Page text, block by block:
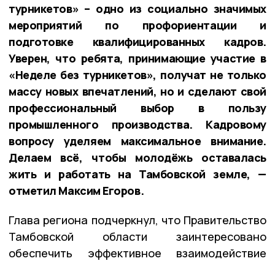
турникетов» – одно из социально значимых
мероприятий по профориентации и
подготовке квалифицированных кадров.
Уверен, что ребята, принимающие участие в
«Неделе без турникетов», получат не только
массу новых впечатлений, но и сделают свой
профессиональный выбор в пользу
промышленного производства. Кадровому
вопросу уделяем максимальное внимание.
Делаем всё, чтобы молодёжь оставалась
жить и работать на Тамбовской земле, —
отметил Максим Егоров.
Глава региона подчеркнул, что Правительство
Тамбовской области заинтересовано
обеспечить эффективное взаимодействие